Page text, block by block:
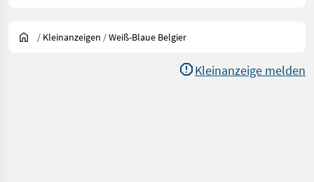
/ Kleinanzeigen /Weiß-Blaue Belgier
Kleinanzeige melden